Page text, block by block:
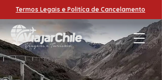
Termos Legais e Politíca de Cancelamento